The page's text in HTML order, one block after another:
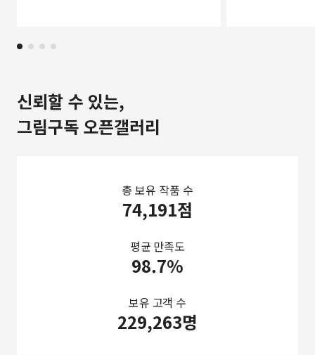
신뢰할 수 있는,
그림구독 오픈갤러리
총 보유 작품 수
74,191점
평균 만족도
98.7%
보유 고객 수
229,263명